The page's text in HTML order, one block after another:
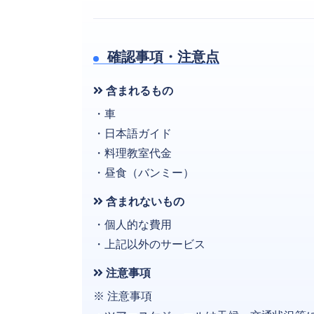
確認事項・注意点
含まれるもの
・車
・日本語ガ
・料理教室代
・昼食（バンミー
含まれないもの
・個人的な費用
・上記以外のサービス
注意事項
※ 注意事項